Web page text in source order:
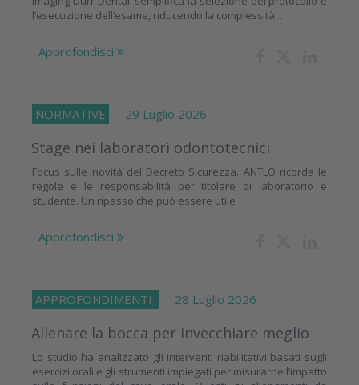
l’esecuzione dell’esame, riducendo la complessità...
Approfondisci
NORMATIVE 29 Luglio 2026
Stage nei laboratori odontotecnici
Focus sulle novità del Decreto Sicurezza. ANTLO ricorda le
regole e le responsabilità per titolare di laboratorio e
studente. Un ripasso che può essere utile
Approfondisci
APPROFONDIMENTI 28 Luglio 2026
Allenare la bocca per invecchiare meglio
Lo studio ha analizzato gli interventi riabilitativi basati sugli
esercizi orali e gli strumenti impiegati per misurarne l’impatto